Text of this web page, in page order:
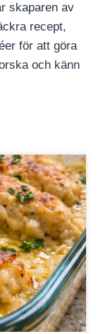
skaparen av
recept,
för att göra
och känn